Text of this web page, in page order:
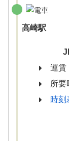
高崎駅
運賃
所要
時刻